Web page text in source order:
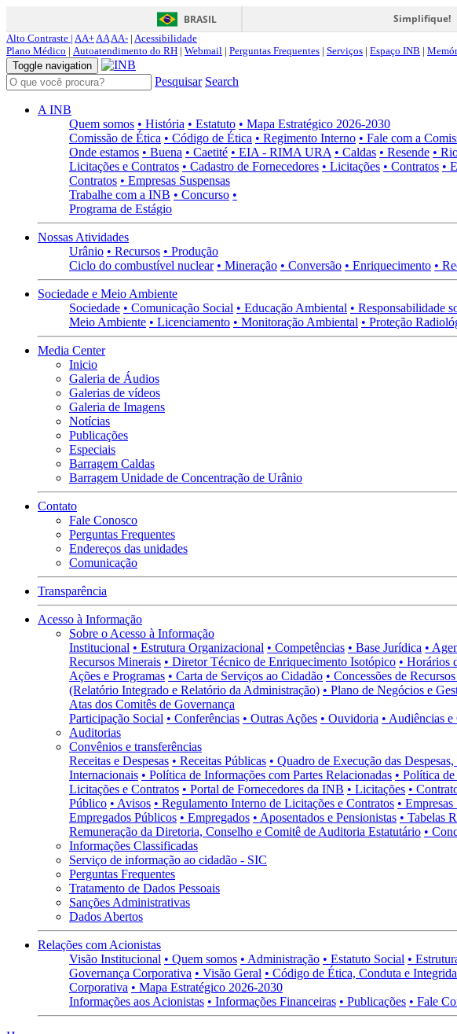
BRASIL Simplifique!
Alto Contraste | AA+AAAA- | Acessibilidade
Plano Médico | Autoatendimento do RH | Webmail | Perguntas Frequentes | Serviços | Espaço INB |
Toggle navigation
Pesquisar Search
A INB
Quem somos • História • Estatuto • Mapa Estratégico 2026-2030
Comissão de Ética • Código de Ética • Regimento Interno • Fale com a
Onde estamos • Buena • Caetité • EIA - RIMA URA • Caldas • Resende •
Licitações e Contratos • Cadastro de Fornecedores • Licitações • Contratos •
Contratos • Empresas Suspensas
Trabalhe com a INB • Concurso •
Programa de Estágio
Nossas Atividades
Urânio • Recursos • Produção
Ciclo do combustível nuclear • Mineração • Conversão • Enriquecimento •
Sociedade e Meio Ambiente
Sociedade • Comunicação Social • Educação Ambiental • Responsabilidade
Meio Ambiente • Licenciamento • Monitoração Ambiental • Proteção
Media Center
Inicio
Galeria de Áudios
Galerias de vídeos
Galeria de Imagens
Notícias
Publicações
Especiais
Barragem Caldas
Barragem Unidade de Concentração de Urânio
Contato
Fale Conosco
Perguntas Frequentes
Endereços das unidades
Comunicação
Transparência
Acesso à Informação
Sobre o Acesso à Informação
Institucional • Estrutura Organizacional • Competências • Base Jurídica •
Recursos Minerais • Diretor Técnico de Enriquecimento Isotópico • Horários
Ações e Programas • Carta de Serviços ao Cidadão • Concessões de
(Relatório Integrado e Relatório da Administração) • Plano de Negócios e
Atas dos Comitês de Governança
Participação Social • Conferências • Outras Ações • Ouvidoria • Audiências
Auditorias
Convênios e transferências
Receitas e Despesas • Receitas Públicas • Quadro de Execução das
Internacionais • Política de Informações com Partes Relacionadas • Política
Licitações e Contratos • Portal de Fornecedores da INB • Licitações •
Público • Avisos • Regulamento Interno de Licitações e Contratos • Empresas
Empregados Públicos • Empregados • Aposentados e Pensionistas • Tabelas
Remuneração da Diretoria, Conselho e Comitê de Auditoria Estatutário •
Informações Classificadas
Serviço de informação ao cidadão - SIC
Perguntas Frequentes
Tratamento de Dados Pessoais
Sanções Administrativas
Dados Abertos
Relações com Acionistas
Visão Institucional • Quem somos • Administração • Estatuto Social •
Governança Corporativa • Visão Geral • Código de Ética, Conduta e
Corporativa • Mapa Estratégico 2026-2030
Informações aos Acionistas • Informações Financeiras • Publicações • Fale